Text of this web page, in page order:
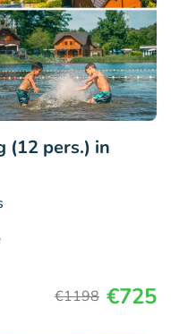
(12 pers.) in
€1198 €725